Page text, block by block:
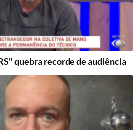
quebra recorde de audiência